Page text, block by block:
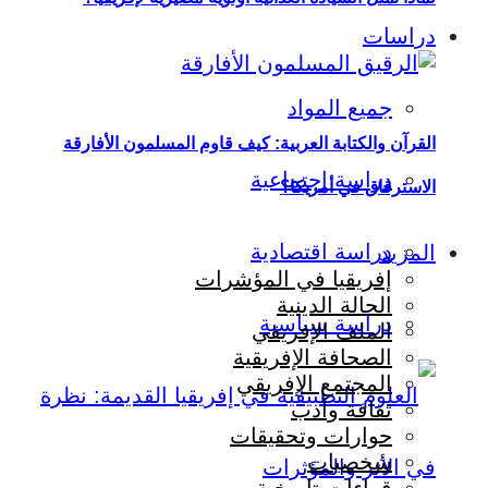
دراسات
جميع المواد
دراسة اجتماعية
دراسة اقتصادية
دراسة سياسية
القرآن والكتابة العربية: كيف قاوم المسلمون الأفارقة
الاسترقاق في أمريكا؟
المزيد
إفريقيا في المؤشرات
الحالة الدينية
الملف الإفريقي
الصحافة الإفريقية
المجتمع الإفريقي
ثقافة وأدب
حوارات وتحقيقات
شخصيات